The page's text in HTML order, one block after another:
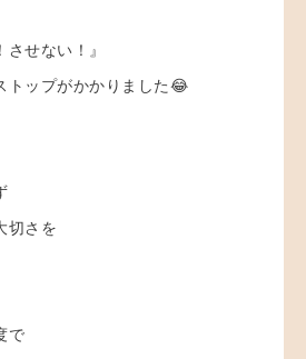
させない！』
トップがかかりました😂
切さを
で